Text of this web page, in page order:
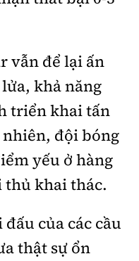
vẫn để lại ấn
khả năng
triển khai tấn
nhiên, đội bóng
yếu ở hàng
thủ khai thác.
của các cầu
thật sự ổn